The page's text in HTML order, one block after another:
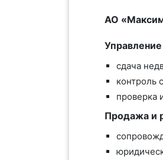
АО
сдача
контроль
проверка
Продажа и